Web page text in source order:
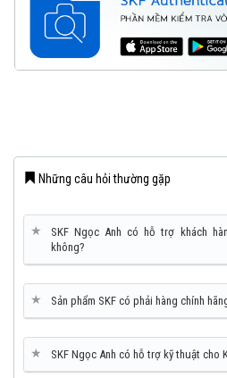
Những câu hỏi thường gặp
★
SKF Ngọc Anh có hỗ trợ khách
không?
★ Sản phẩm SKF có phải hàng chính
★ SKF Ngọc Anh có hỗ trợ kỹ thuật cho